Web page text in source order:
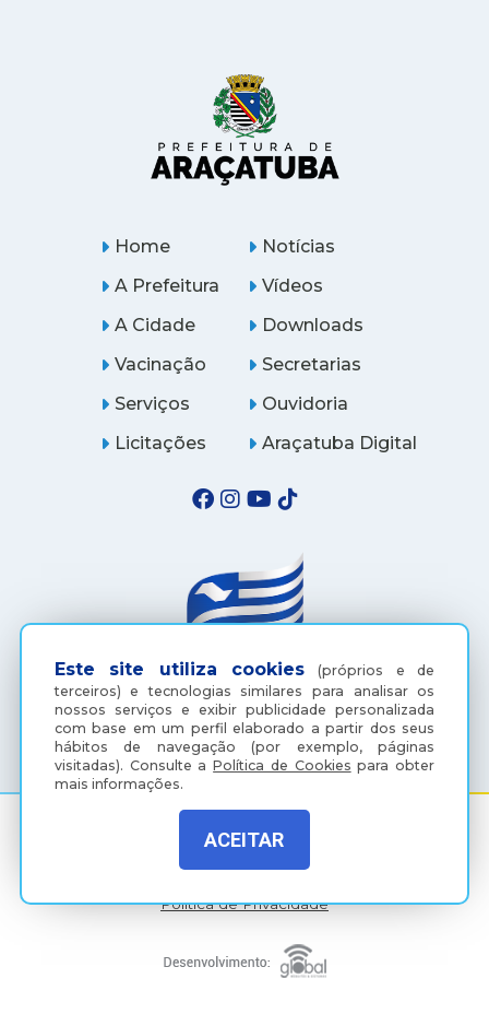
Este site utiliza cookies (próprios e de
terceiros) e tecnologias similares para analisar os
nossos serviços e exibir publicidade personalizada
com base em um perfil elaborado a partir dos seus
hábitos de navegação (por exemplo, páginas
visitadas). Consulte aPolítica de Cookies para obter
mais informações.
ACEITAR
Home
A Prefeitura
A Cidade
Notícias
Vídeos
Downloads
Vacinação
Serviços
Licitações
Secretarias
Ouvidoria
Araçatuba Digital
(18) 3607-6500
Rua Coelho Neto, 73, Vila São Paulo, Araçatuba - SP, CEP:
Política de Privacidade